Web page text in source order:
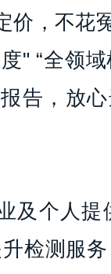
，不花
" “全领
告，放
个人提
检测服